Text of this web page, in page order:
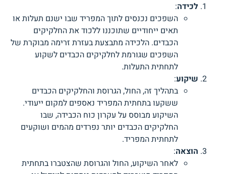
לכידה:
השפכים נכנסים לתוך המפריד שבו ישנם תעלות או
תאים ייחודיים שתוכננו ללכוד את החלקיקים
הכבדים. הלכידה מתבצעת בעזרת זרימה מבוקרת של
השפכים שגורמת לחלקיקים הכבדים לשקוע
לתחתית התעלות.
שיקוע:
בתהליך זה, החול, הגרוסת והחלקיקים הכבדים
ששקעו בתחתית המפריד נאספים למקום ייעודי.
השיקוע מבוסס על עקרון כוח הכבידה, שבו
החלקיקים הכבדים יותר נפרדים מהמים ושוקעים
לתחתית המפריד.
הוצאה:
לאחר השיקוע, החול והגרוסת שהצטברו בתחתית